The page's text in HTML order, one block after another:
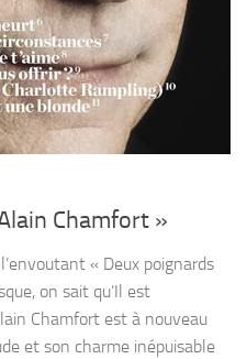
Chamfort »
« Deux poignards
on sait qu’Il est
Chamfort est à nouveau
et son charme inépuisable